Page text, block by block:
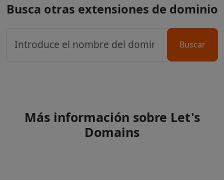
Busca otras extensiones de dominio
Buscar